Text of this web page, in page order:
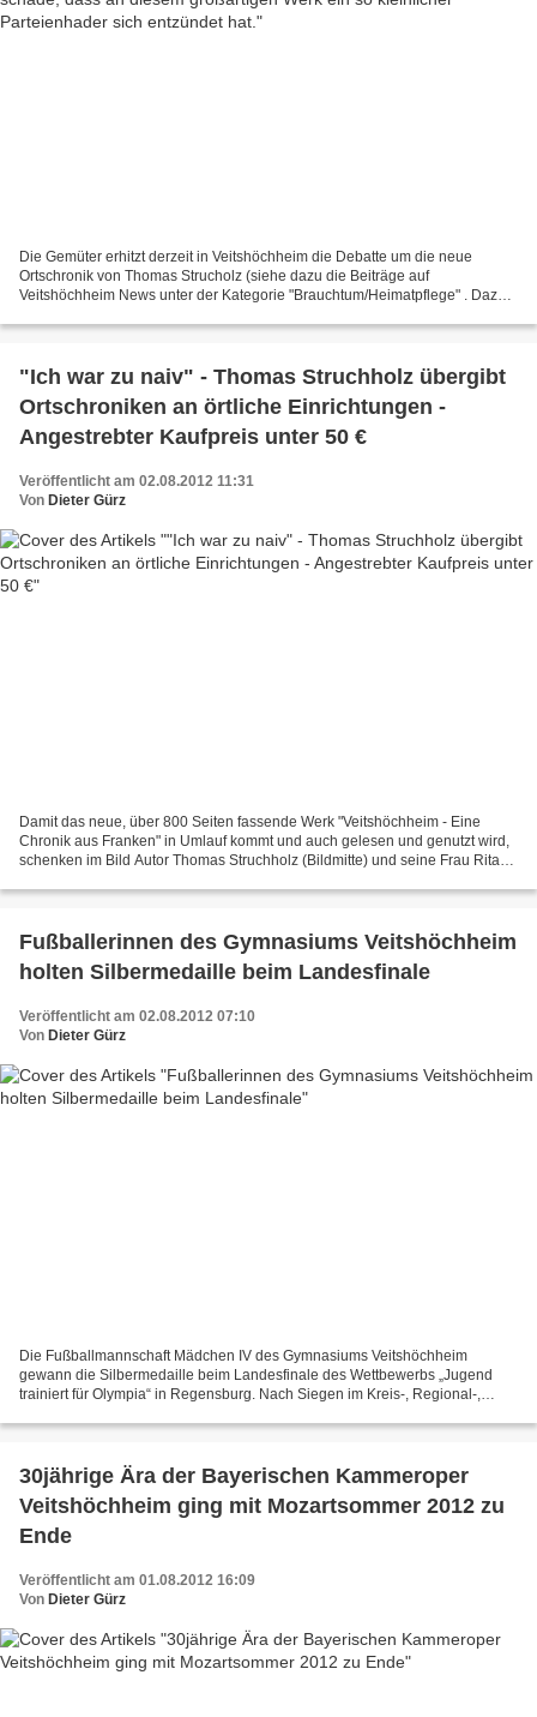
Die Gemüter erhitzt derzeit in Veitshöchheim die Debatte um die neue
Ortschronik von Thomas Strucholz (siehe dazu die Beiträge auf
Veitshöchheim News unter der Kategorie "Brauchtum/Heimatpflege" . Dazu
"Ich war zu naiv" - Thomas Struchholz übergibt
Ortschroniken an örtliche Einrichtungen -
Angestrebter Kaufpreis unter 50 €
Veröffentlicht am 02.08.2012 11:31
Von Dieter Gürz
Damit das neue, über 800 Seiten fassende Werk "Veitshöchheim - Eine
Chronik aus Franken" in Umlauf kommt und auch gelesen und genutzt wird,
schenken im Bild Autor Thomas Struchholz (Bildmitte) und seine Frau Rita
Fußballerinnen des Gymnasiums Veitshöchheim
holten Silbermedaille beim Landesfinale
Veröffentlicht am 02.08.2012 07:10
Von Dieter Gürz
Die Fußballmannschaft Mädchen IV des Gymnasiums Veitshöchheim
gewann die Silbermedaille beim Landesfinale des Wettbewerbs „Jugend
trainiert für Olympia“ in Regensburg. Nach Siegen im Kreis-, Regional-,
30jährige Ära der Bayerischen Kammeroper
Veitshöchheim ging mit Mozartsommer 2012 zu
Ende
Veröffentlicht am 01.08.2012 16:09
Von Dieter Gürz